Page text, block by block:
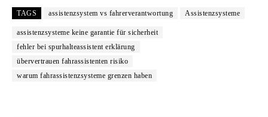
TAGS assistenzsystem vs fahrerverantwortung Assistenzsysteme
assistenzsysteme keine garantie für sicherheit
fehler bei spurhalteassistent erklärung
übervertrauen fahrassistenten risiko
warum fahrassistenzsysteme grenzen haben